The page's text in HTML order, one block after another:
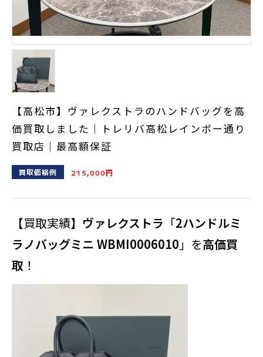
【高松市】ヴァレクストラのハンドバッグを高
価買取しました｜トレリバ高松レインボー通り
買取店｜最高額保証
買取価格例 215,000円
【買取実績】 ヴァレクストラ 「2ハンドルミ
ラノバッグミニ WBMI0006010 」を高価買
取 ！